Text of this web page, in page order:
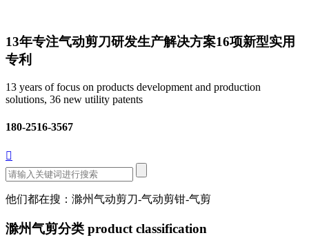
13年专注气动剪刀研发生产解决方案16项新型实用
专利
13 years of focus on products development and production
solutions, 36 new utility patents
180-2516-3567

他们都在搜：滁州气动剪刀-气动剪钳-气剪
滁州气剪分类 product classification